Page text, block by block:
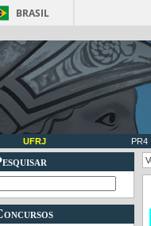
BRASIL
UFRJ PR4